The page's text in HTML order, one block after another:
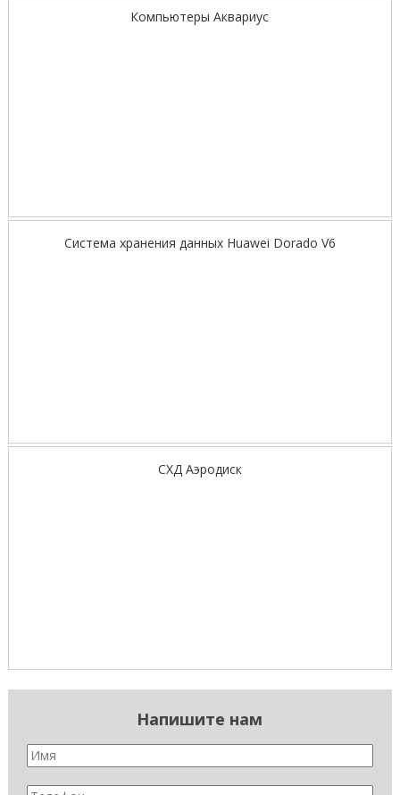
Компьютеры Аквариус
Система хранения данных Huawei Dorado V6
СХД Аэродиск
Напишите нам